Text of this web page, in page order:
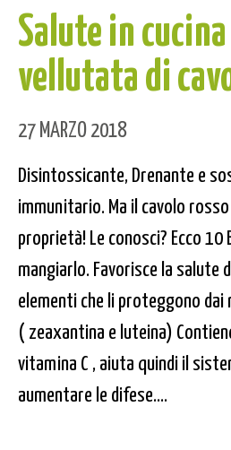
Salute in
vellutata di
27 MARZO 2018
Disintossicante, Drenante e
immunitario. Ma il cavolo
proprietà! Le conosci? Ecco
mangiarlo. Favorisce la salute
elementi che li proteggono
( zeaxantina e luteina)
vitamina C , aiuta quindi il
aumentare le difese....